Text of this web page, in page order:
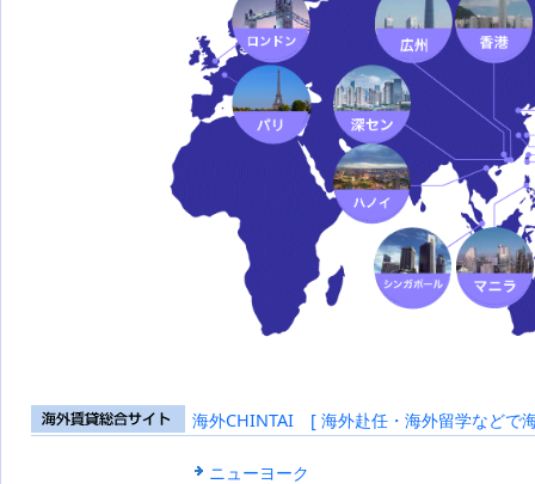
海外賃貸総合
海外CHINTAI [ 海外赴任・海外留学などで
ニューヨーク